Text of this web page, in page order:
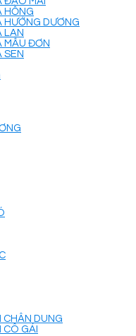
HỒNG
HƯỚNG DƯƠNG
LAN
MẪU ĐƠN
SEN
CHÂN DUNG
CÔ GÁI